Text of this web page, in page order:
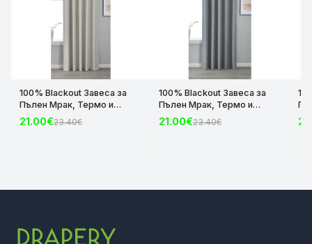
100% Blackout Завеса за
Пълен Мрак, Термо и
Шумоизолираща с коланче
цвят Крем, 175х140 и
21.00€23.40€
100% Blackout Завеса за
Пълен Мрак, Термо и
Шумоизолираща с коланче
цвят Сив, 175х140 и
21.00€23.40€